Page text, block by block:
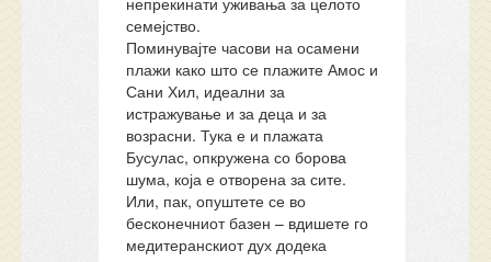
семејство.
Поминувајте часови на осамени
плажи како што се плажите Амос и
Сани Хил, идеални за
истражување и за деца и за
возрасни. Тука е и плажата
Бусулас, опкружена со борова
шума, која е отворена за сите.
Или, пак, опуштете се во
бесконечниот базен – вдишете го
медитеранскиот дух додека